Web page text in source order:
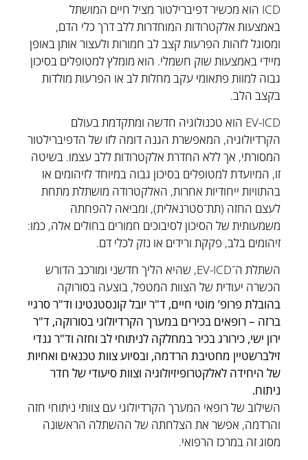
ICD הוא מכשיר דפיברילטור מציל חיים המושתל
באמצעות אלקטרודות המוחדרות ללב דרך כלי הדם,
ומסוגל לזהות הפרעות קצב לב חמורות ולעצור אותן באופן
מיידי באמצעות שוק חשמלי. הוא מומלץ למטופלים בסיכון
גבוה למוות פתאומי עקב מחלות לב או הפרעות מולדות
בקצב הלב.
EV-ICD הוא טכנולוגיה חדשה ומתקדמת בעולם
הקרדיולוגיה, המאפשרת הגנה דומה לזו של הדפיברילטור
המסורתי, אך ללא החדרת אלקטרודות ללב עצמו. בשיטה
זו, המיועדת למטופלים בסיכון גבוה במיוחד לזיהומים או
בהתוויות ייחודיות אחרות, האלקטרודה מושתלת מתחת
לעצם החזה (תת־סטרנאלית), ומביאה להפחתה
משמעותית של הסיכון לסיבוכים חמורים בחולים אלה, כמו:
זיהומים בלב, פקקת ורידים או נזק לכלי דם.
השתלת ה־EV-ICD, שהיא הליך חדשני ומורכב הדורש
הכשרה יעודית של הצוות המטפל, בוצעה בסורוקה
בהובלת פרופ’ מוטי חיים, ד"ר יובל קונסטנטינו וד"ר סרגיי
ברזה – רופאים בכירים במערך הקרדיולוגי בסורוקה, ד"ר
ירון ישי, כירורג בכיר במחלקה לניתוחי לב וחזה וד"ר גנדי
זילברשטיין מחטיבת הרדמה, ובסיוע צוות טכנאים ואחיות
של היחידה לאלקטרופיזיולוגיה וצוות סיעודי של חדר
ניתוח.
השילוב של רופאי המערך הקרדיולוגי עם צוותי ניתוחי חזה
והרדמה, אפשר את הצלחתה של ההשתלה הראשונה
מסוג זה במרכז הרפואי.